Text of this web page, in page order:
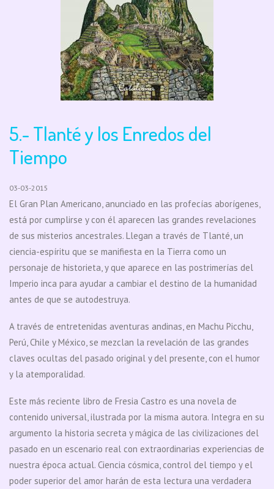
5.- Tlanté y los Enredos del
Tiempo
03-03-2015
El Gran Plan Americano, anunciado en las profecías aborígenes,
está por cumplirse y con él aparecen las grandes revelaciones
de sus misterios ancestrales. Llegan a través de Tlanté, un
ciencia-espíritu que se manifiesta en la Tierra como un
personaje de historieta, y que aparece en las postrimerías del
Imperio inca para ayudar a cambiar el destino de la humanidad
antes de que se autodestruya.
A través de entretenidas aventuras andinas, en Machu Picchu,
Perú, Chile y México, se mezclan la revelación de las grandes
claves ocultas del pasado original y del presente, con el humor
y la atemporalidad.
Este más reciente libro de Fresia Castro es una novela de
contenido universal, ilustrada por la misma autora. Integra en su
argumento la historia secreta y mágica de las civilizaciones del
pasado en un escenario real con extraordinarias experiencias de
nuestra época actual. Ciencia cósmica, control del tiempo y el
poder superior del amor harán de esta lectura una verdadera